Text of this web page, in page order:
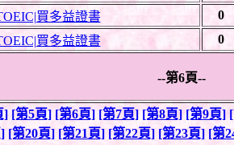
買多益證書
0
買多益證書
0
--第6頁--
] [第5頁] [第6頁] [第7頁] [第8頁] [第9頁]
[第20頁] [第21頁] [第22頁] [第23頁] [第